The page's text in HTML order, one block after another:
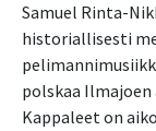
Samuel Rinta-
historiallisesti
polskaa
Kappaleet on